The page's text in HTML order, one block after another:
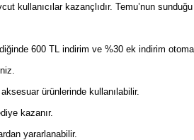
kullanıcılar kazançlıdır. Temu’nun
600 TL indirim ve %30 ek indirim
ürünlerinde kullanılabilir.
kazanır.
yararlanabilir.